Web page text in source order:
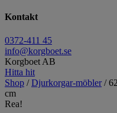
Kontakt
0372-411 45
info@korgboet.se
Korgboet AB
Hitta hit
Shop /Djurkorgar-möbler /
cm
Rea!